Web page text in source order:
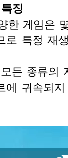
징
한 게임은
로 특정 재
든 종류의
에 귀속되